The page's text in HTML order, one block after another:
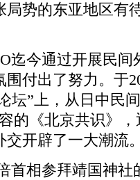
局势的东亚地区有
迄今通过开展民
围付出了努力。于
坛”上，从日中民
的《北京共识》
交开辟了一大潮流。
首相参拜靖国神